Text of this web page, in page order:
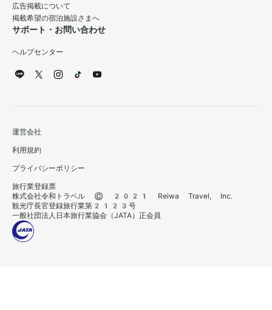
広告掲載について
掲載希望の宿泊施設さまへ
サポート・お問い合わせ
ヘルプセンター
運営会社
利用規約
プライバシーポリシー
旅行業登録票
株式会社令和トラベル © 2021 Reiwa Travel, Inc.
観光庁長官登録旅行業第2123号
一般社団法人日本旅行業協会（JATA）正会員